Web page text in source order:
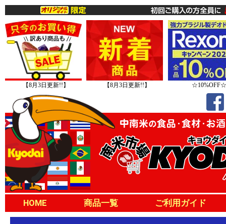
【8月3日更新!!】 【8月3日更新!!】 ☆10%OFF☆
HOME 商品一覧 ご利用ガイド